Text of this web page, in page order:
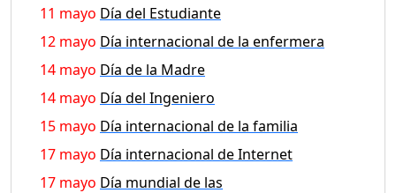
11 mayo Día del Estudiante
12 mayo Día internacional de la enfermera
14 mayo Día de la Madre
14 mayo Día del Ingeniero
15 mayo Día internacional de la familia
17 mayo Día internacional de Internet
17 mayo Día mundial de las